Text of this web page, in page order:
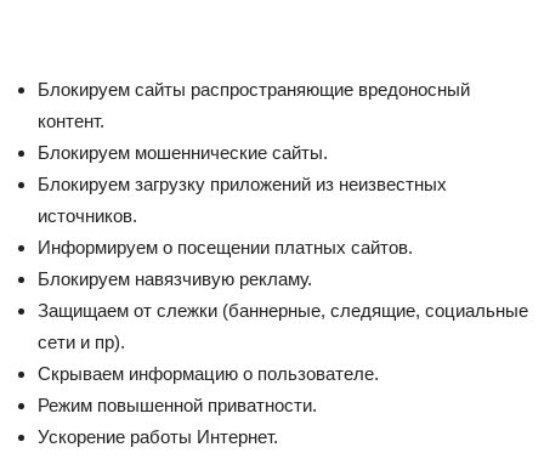
Блокируем сайты распространяющие вредоносный
контент.
Блокируем мошеннические сайты.
Блокируем загрузку приложений из неизвестных
источников.
Информируем о посещении платных сайтов.
Блокируем навязчивую рекламу.
Защищаем от слежки (баннерные, следящие, социальные
сети и пр).
Скрываем информацию о пользователе.
Режим повышенной приватности.
Ускорение работы Интернет.